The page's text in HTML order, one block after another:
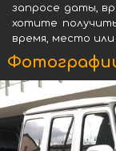
запросе даты,
хотите
время, место